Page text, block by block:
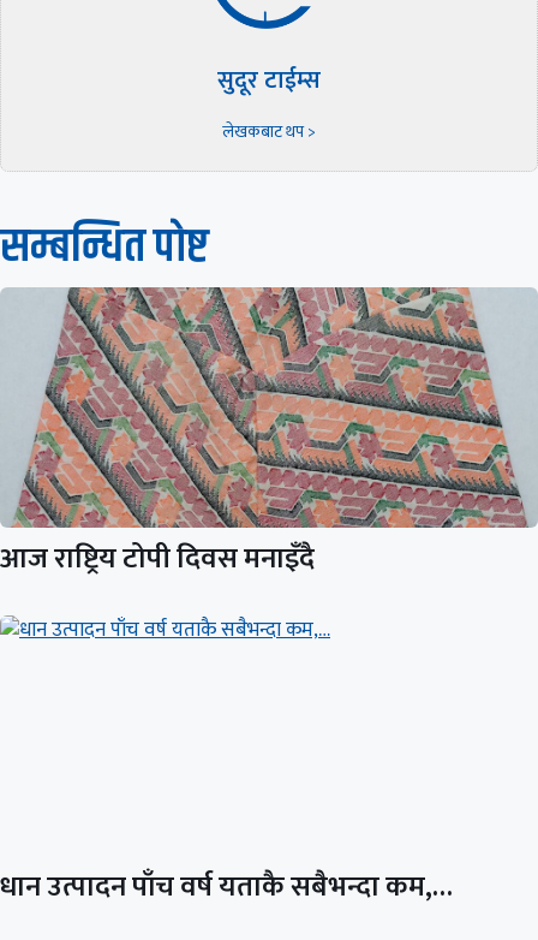
सुदूर टाईम्स
लेखकबाट थप >
सम्बन्धित पाेष्ट
आज राष्ट्रिय टोपी दिवस मनाइँदै
धान उत्पादन पाँच वर्ष यताकै सबैभन्दा कम,…